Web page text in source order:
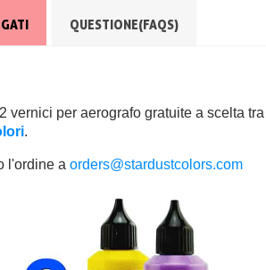
QUESTIONE(FAQS)
vernici per aerografo gratuite a scelta
.
l'ordine aorders@stardustcolors.com